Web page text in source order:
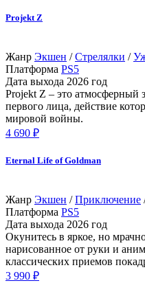
Projekt Z
Жанр Экшен /Стрелялки /
Платформа PS5
Дата выхода 2026 год
Projekt Z – это атмосферный
первого лица, действие
мировой войны.
4 690 ₽
Eternal Life of Goldman
Жанр Экшен /Приключение
Платформа PS5
Дата выхода 2026 год
Окунитесь в яркое, но
нарисованное от руки и
классических приемов
3 990 ₽